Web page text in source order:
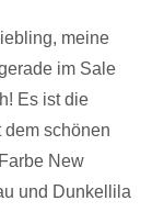
meine
im Sale
Es ist die
dem schönen
New
und Dunkellila